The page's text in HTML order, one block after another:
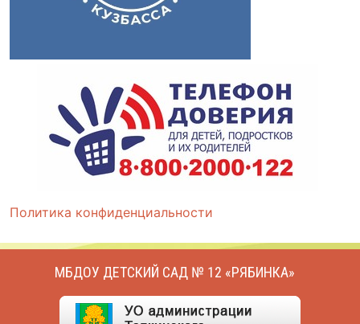
Политика конфиденциальности
МБДОУ ДЕТСКИЙ САД № 12 «РЯБИНКА»